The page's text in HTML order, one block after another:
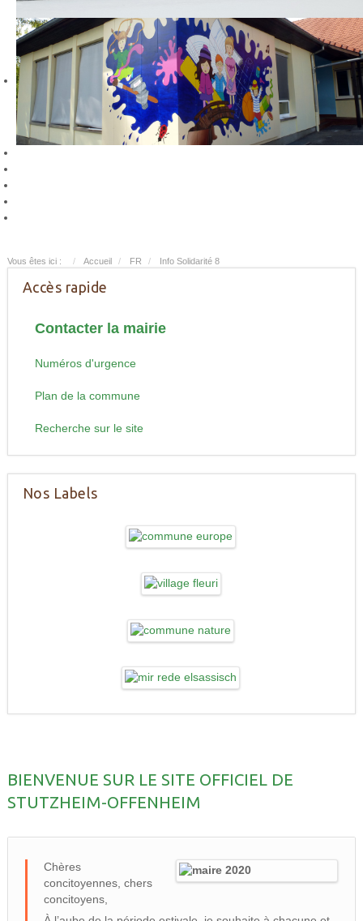
Vous êtes ici : Accueil FR Info Solidarité 8
Accès rapide
Contacter la mairie
Numéros d'urgence
Plan de la commune
Recherche sur le site
Nos Labels
BIENVENUE SUR LE SITE OFFICIEL DE
STUTZHEIM-OFFENHEIM
Chères
concitoyennes, chers
concitoyens,